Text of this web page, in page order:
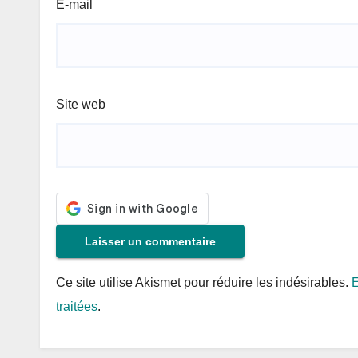
E-mail
Site web
Ce site utilise Akismet pour réduire les indésirables.
traitées.